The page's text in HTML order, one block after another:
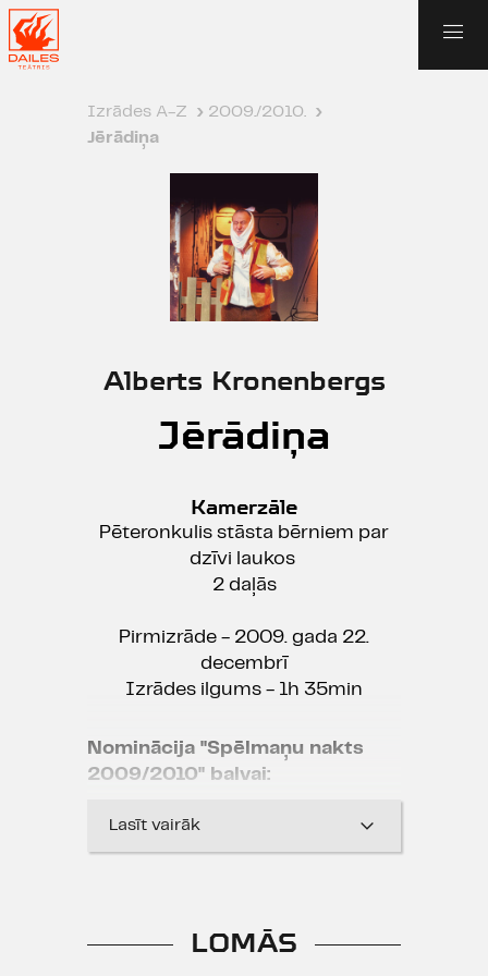
Izrādes A-Z › 2009./2010. ›
Jērādiņa
Alberts Kronenbergs
Jērādiņa
Kamerzāle
Pēteronkulis stāsta bērniem par
dzīvi laukos
2 daļās
Pirmizrāde - 2009. gada 22.
decembrī
Izrādes ilgums - 1h 35min
Nominācija "Spēlmaņu nakts
2009/2010" balvai:
Gada izrāde bērniem vai
Savulaik jocīgo, dzīvespriecīgo
Lasīt vairāk
LOMĀS